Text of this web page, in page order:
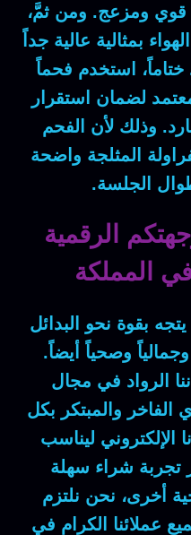
قوي ومزعج. ومن ثمَّ،
بمثالية عالية جداً
ختاماً، استخدم فحماً
لضمان استقرار
وذلك لأن الفحم
المثلجة واضحة
الجلسة.
الرقمية
في المملكة
بقوة نحو البدائل
وجمالياً وصحياً أيضاً.
الرواد في مجال
والمبتكر بكل
الإلكتروني ليناسب
تجربة شراء سهلة
أخرى، نحن نلتزم
عملائنا الكرام في